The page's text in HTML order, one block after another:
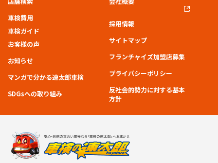
車検費用
車検ガイド
お客様の声
お知らせ
マンガで分かる速太郎車検
SDGsへの取り組み
採用情報
サイトマップ
フランチャイズ加盟店募集
プライバシーポリシー
反社会的勢力に対する基本
方針